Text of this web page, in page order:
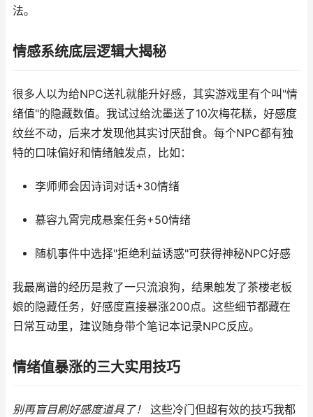
法。
情感系统底层逻辑大揭秘
很多人以为给NPC送礼就能升好感，其实游戏里有个叫"情
绪值"的隐藏数值。我试过给沈墨送了10次梅花糕，好感度
纹丝不动，后来才发现他其实讨厌甜食。每个NPC都有独
特的口味偏好和情绪触发点，比如：
李师师会因诗词对话+30情绪
慕容九霄完成悬案任务+50情绪
随机事件中选择"拒绝利益诱惑"可获得神秘NPC好感
我最离谱的经历是救了一只流浪狗，结果触发了茶楼老板
娘的隐藏任务，好感度直接暴涨200点。这些细节都藏在
日常互动里，建议随身带个笔记本记录NPC反应。
情绪值暴涨的三大实用技巧
别再盲目刷好感度道具了！
这些冷门但超有效的技巧我都